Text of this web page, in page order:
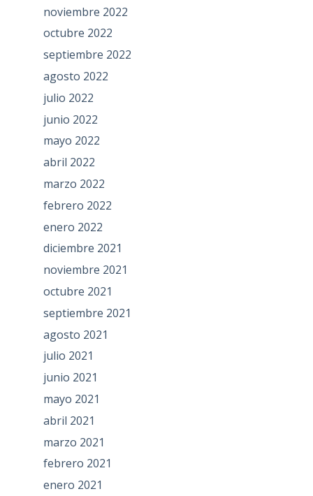
noviembre 2022
octubre 2022
septiembre 2022
agosto 2022
julio 2022
junio 2022
mayo 2022
abril 2022
marzo 2022
febrero 2022
enero 2022
diciembre 2021
noviembre 2021
octubre 2021
septiembre 2021
agosto 2021
julio 2021
junio 2021
mayo 2021
abril 2021
marzo 2021
febrero 2021
enero 2021